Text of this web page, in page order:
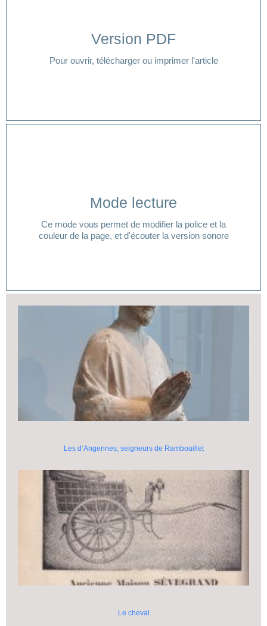
Version PDF
Pour ouvrir, télécharger ou imprimer l'article
Cliquer ici
Mode lecture
Ce mode vous permet de modifier la police et la
couleur de la page, et d'écouter la version sonore
Vous avez besoin d'aide pour accéder à votre mode
Les d’Angennes, seigneurs de Rambouillet
Le cheval